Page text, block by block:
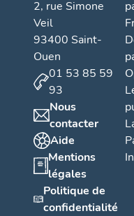
2, rue Simone
Veil
93400 Saint-
Ouen
01 53 85 59
93
Nous
contacter
Aide
Mentions
légales
Politique de
confidentialité